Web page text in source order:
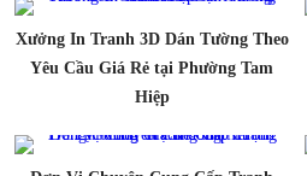
Xưởng In Tranh 3D Dán Tường Theo
Yêu Cầu Giá Rẻ tại Phường Tam
Hiệp